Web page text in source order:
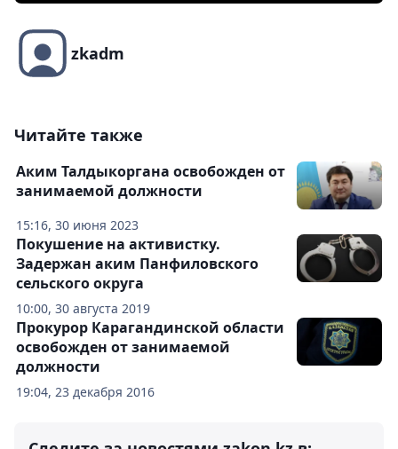
zkadm
Читайте также
15:16, 30 июня 2023
Аким Талдыкоргана освобожден от
занимаемой должности
10:00, 30 августа 2019
Покушение на активистку.
Задержан аким Панфиловского
сельского округа
19:04, 23 декабря 2016
Прокурор Карагандинской области
освобожден от занимаемой
должности